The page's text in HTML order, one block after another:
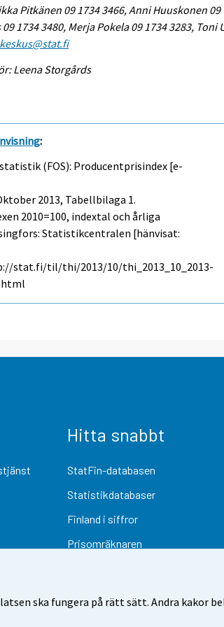
ska fungera på rätt sätt. Andra kakor
Pitkänen 09 1734 3466, Anni Huuskonen 09
1734 3480, Merja Pokela 09 1734 3283, Toni
Leena Storgårds
:
(FOS): Producentprisindex [e-
2013, Tabellbilaga 1.
2010=100, indextal och årliga
Statistikcentralen [hänvisat:
stat.fi/til/thi/2013/10/thi_2013_10_2013-
Hitta snabbt
StatFin-databasen
Statistikdatabaser
Finland i siffror
Prisomräknaren